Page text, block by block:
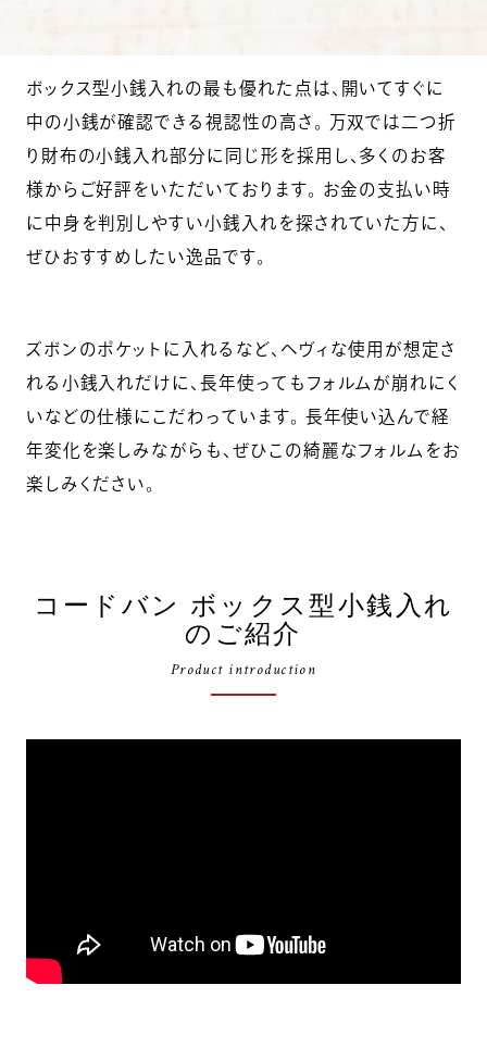
ボックス型小銭入れの最も優れた点は、開いてすぐに
中の小銭が確認できる視認性の高さ。 万双では二つ折
り財布の小銭入れ部分に同じ形を採用し、多くのお客
様からご好評をいただいております。 お金の支払い時
に中身を判別しやすい小銭入れを探されていた方に、
ぜひおすすめしたい逸品です。
ズボンのポケットに入れるなど、ヘヴィな使用が想定さ
れる小銭入れだけに、長年使ってもフォルムが崩れにく
いなどの仕様にこだわっています。 長年使い込んで経
年変化を楽しみながらも、ぜひこの綺麗なフォルムをお
楽しみください。
コードバン ボックス型小銭入れ
のご紹介
Product introduction